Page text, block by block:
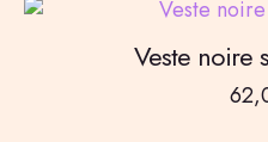
Veste noire